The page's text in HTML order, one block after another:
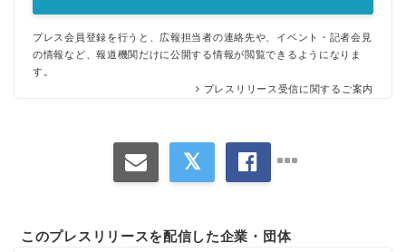
プレス会員登録を行うと、広報担当者の連絡先や、イベント・記者会見
の情報など、報道機関だけに公開する情報が閲覧できるようになりま
す。
プレスリリース受信に関するご案内
このプレスリリースを配信した企業・団体